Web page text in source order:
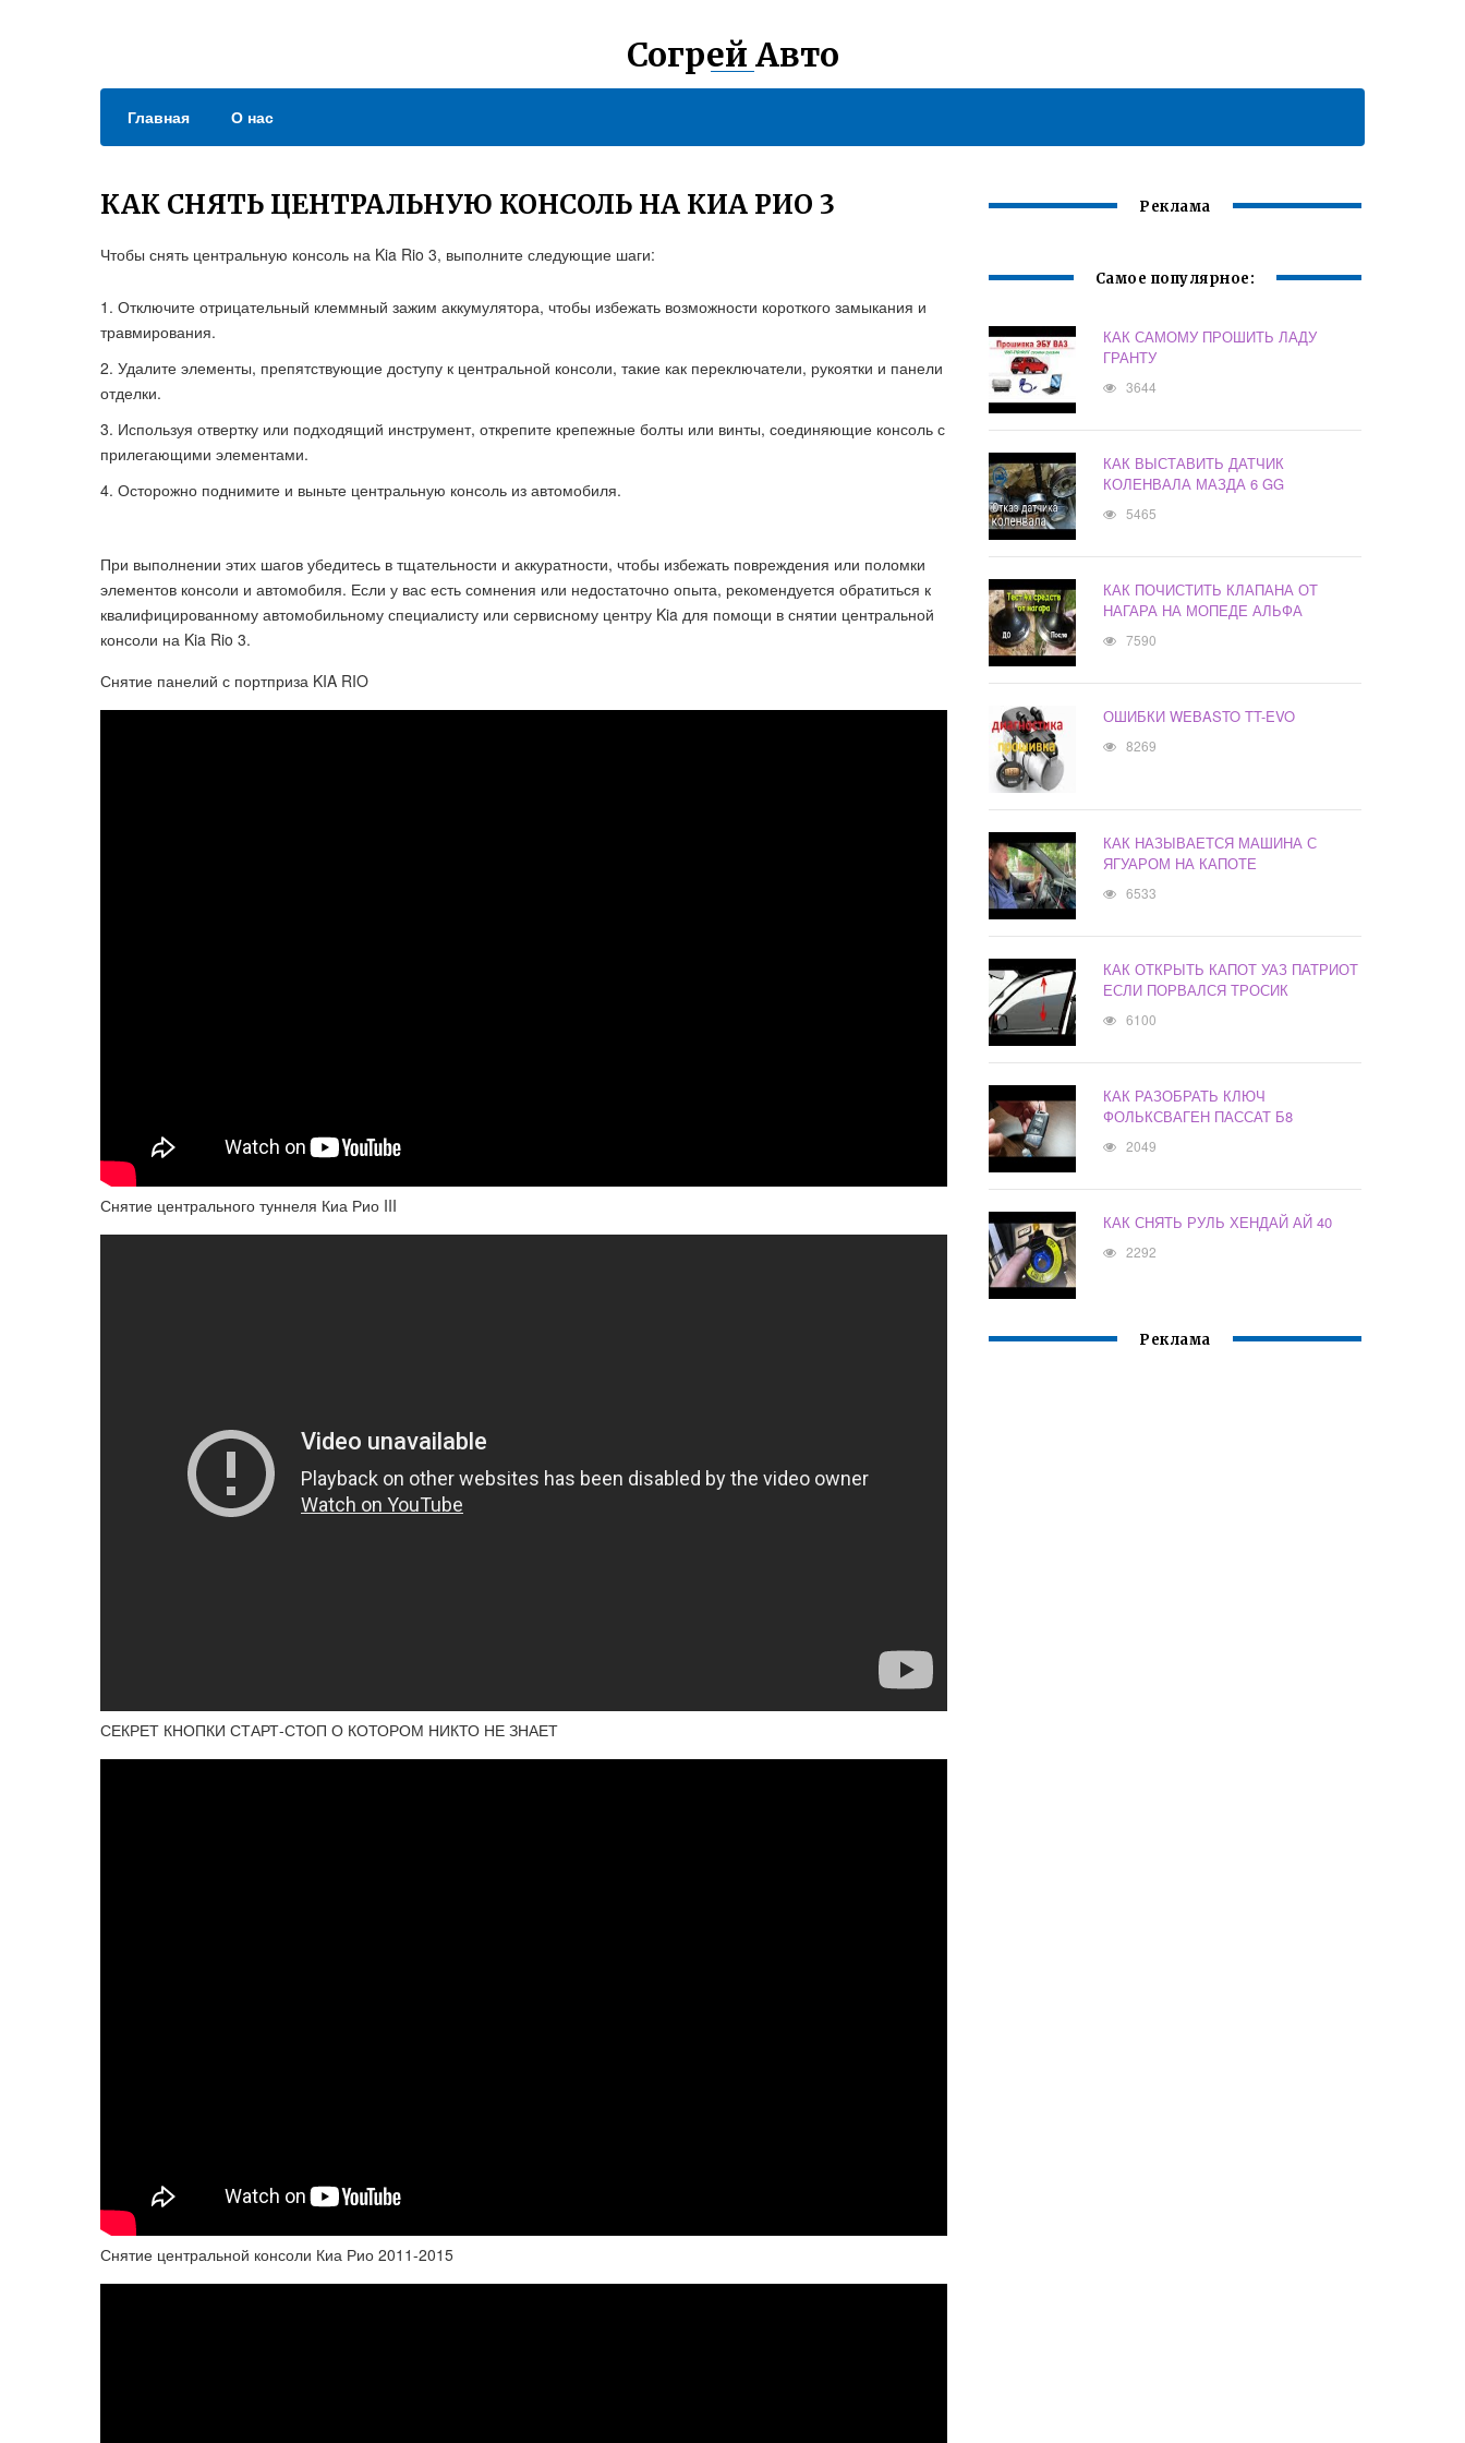
Согрей Авто
Главная О нас
КАК СНЯТЬ ЦЕНТРАЛЬНУЮ КОНСОЛЬ НА КИА РИО 3
Чтобы снять центральную консоль на Kia Rio 3, выполните следующие шаги:
Отключите отрицательный клеммный зажим аккумулятора, чтобы избежать возможности короткого замыкания и
травмирования.
Удалите элементы, препятствующие доступу к центральной консоли, такие как переключатели, рукоятки и панели
отделки.
Используя отвертку или подходящий инструмент, открепите крепежные болты или винты, соединяющие консоль с
прилегающими элементами.
Осторожно поднимите и выньте центральную консоль из автомобиля.
При выполнении этих шагов убедитесь в тщательности и аккуратности, чтобы избежать повреждения или поломки
элементов консоли и автомобиля. Если у вас есть сомнения или недостаточно опыта, рекомендуется обратиться к
квалифицированному автомобильному специалисту или сервисному центру Kia для помощи в снятии центральной
консоли на Kia Rio 3.
Снятие панелий с портприза KIA RIO
Снятие центрального туннеля Киа Рио III
СЕКРЕТ КНОПКИ СТАРТ-СТОП О КОТОРОМ НИКТО НЕ ЗНАЕТ
Снятие центральной консоли Киа Рио 2011-2015
Реклама
Самое популярное:
КАК САМОМУ ПРОШИТЬ ЛАДУ
ГРАНТУ
3644
КАК ВЫСТАВИТЬ ДАТЧИК
КОЛЕНВАЛА МАЗДА 6 GG
5465
КАК ПОЧИСТИТЬ КЛАПАНА ОТ
НАГАРА НА МОПЕДЕ АЛЬФА
7590
ОШИБКИ WEBASTO TT-EVO
8269
КАК НАЗЫВАЕТСЯ МАШИНА С
ЯГУАРОМ НА КАПОТЕ
6533
КАК ОТКРЫТЬ КАПОТ УАЗ ПАТРИОТ
ЕСЛИ ПОРВАЛСЯ ТРОСИК
6100
КАК РАЗОБРАТЬ КЛЮЧ
ФОЛЬКСВАГЕН ПАССАТ Б8
2049
КАК СНЯТЬ РУЛЬ ХЕНДАЙ АЙ 40
2292
Реклама